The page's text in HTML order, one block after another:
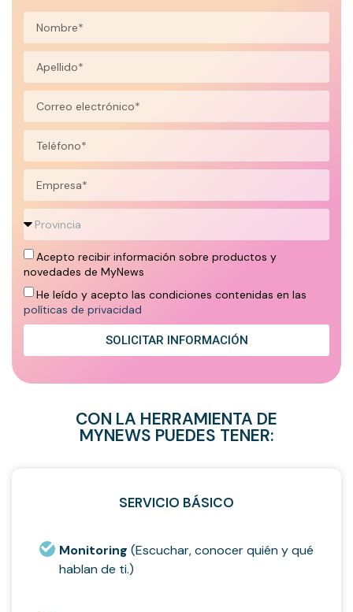
Acepto recibir información sobre productos y
novedades de MyNews
He leído y acepto las condiciones contenidas en las
políticas de privacidad
SOLICITAR INFORMACIÓN
CON LA HERRAMIENTA DE
MYNEWS PUEDES TENER:
SERVICIO BÁSICO
Monitoring (Escuchar, conocer quién y qué
hablan de ti.)